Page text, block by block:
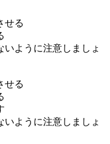
せる
ように注意しましょ
せる
ように注意しましょ